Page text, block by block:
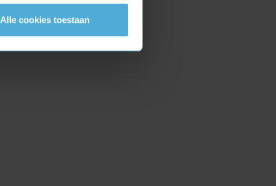
Alle cookies toestaan